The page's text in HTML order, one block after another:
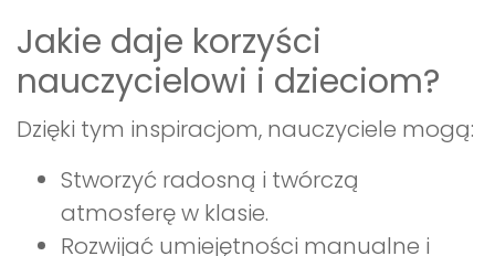
Jakie daje korzyści
nauczycielowi i dzieciom?
Dzięki tym inspiracjom, nauczyciele mogą:
Stworzyć radosną i twórczą
atmosferę w klasie.
Rozwijać umiejętności manualne i